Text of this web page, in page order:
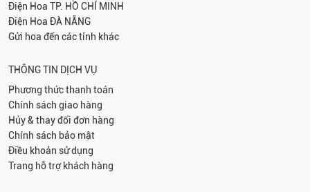
Điện Hoa TP. HỒ CHÍ MINH
Điện Hoa ĐÀ NẴNG
Gửi hoa đến các tỉnh khác
THÔNG TIN DỊCH VỤ
Phương thức thanh toán
Chính sách giao hàng
Hủy & thay đổi đơn hàng
Chính sách bảo mật
Điều khoản sử dụng
Trang hỗ trợ khách hàng